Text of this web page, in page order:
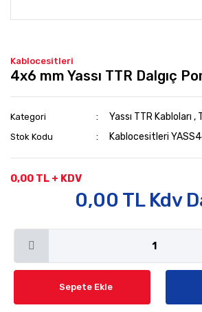
Kablocesitleri
4x6 mm Yassı TTR Dalgıç
Kategori Yassı TTR Kabloları ,
Stok Kodu Kablocesitleri
0,00 TL + KDV
0,00 TL Kdv
Sepete Ekle